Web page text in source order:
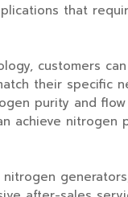
that
customers
their specific
purity and
achieve nitrogen